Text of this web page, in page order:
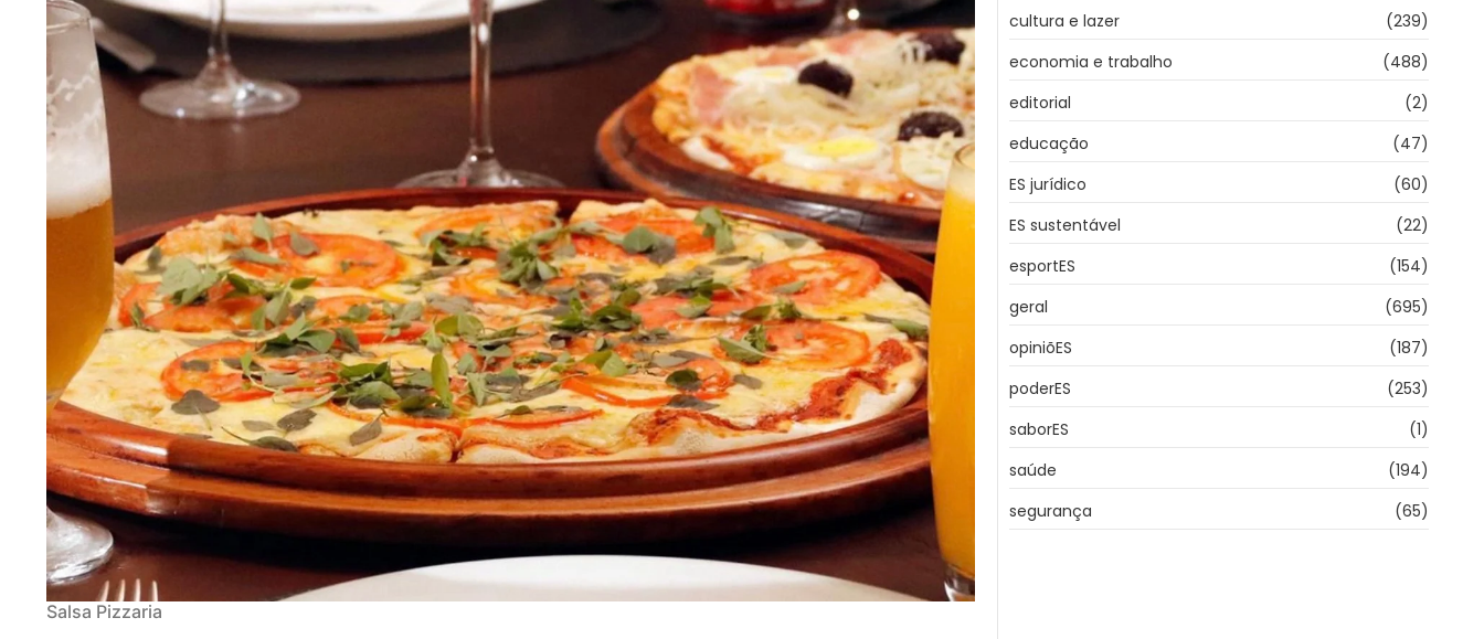
Salsa Pizzaria
cultura e lazer
(239)
economia e trabalho
(488)
editorial
(2)
educação
(47)
ES jurídico
(60)
ES sustentável
(22)
esportES
(154)
geral
(695)
opiniõES
(187)
poderES
(253)
saborES
(1)
saúde
(194)
segurança
(65)